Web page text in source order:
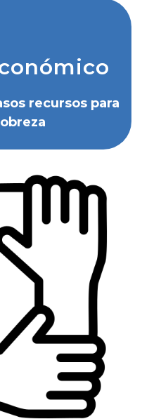
recursos para